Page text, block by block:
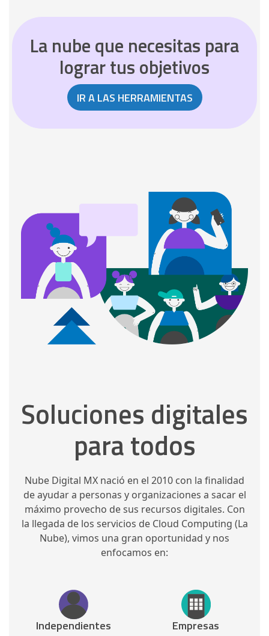
La nube que necesitas para
lograr tus objetivos
IR A LAS HERRAMIENTAS
Soluciones digitales
para todos
Nube Digital MX nació en el 2010 con la finalidad
de ayudar a personas y organizaciones a sacar el
máximo provecho de sus recursos digitales. Con
la llegada de los servicios de Cloud Computing (La
Nube), vimos una gran oportunidad y nos
enfocamos en:
Independientes Empresas